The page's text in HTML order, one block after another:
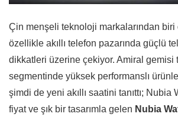
Çin menşeli teknoloji markalarından biri
özellikle akıllı telefon pazarında güçlü
dikkatleri üzerine çekiyor. Amiral gemisi
segmentinde yüksek performanslı
şimdi de yeni akıllı saatini tanıttı; Nubia
fiyat ve şık bir tasarımla gelen Nubia